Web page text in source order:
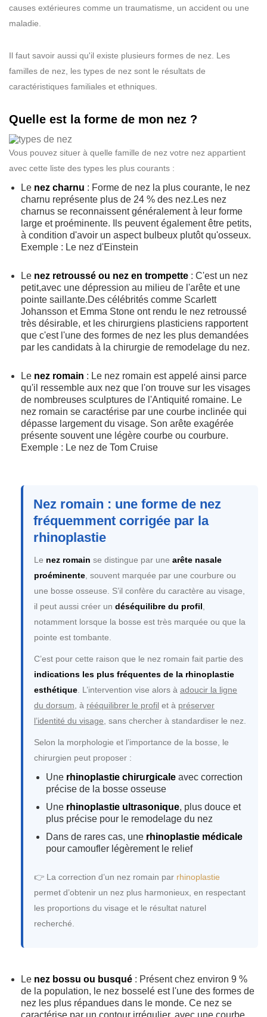
causes extérieures comme un traumatisme, un accident ou une
maladie.
Il faut savoir aussi qu'il existe plusieurs formes de nez. Les
familles de nez, les types de nez sont le résultats de
caractéristiques familiales et ethniques.
Quelle est la forme de mon nez ?
Vous pouvez situer à quelle famille de nez votre nez appartient
avec cette liste des types les plus courants :
Le nez charnu : Forme de nez la plus courante, le nez
charnu représente plus de 24 % des nez.Les nez
charnus se reconnaissent généralement à leur forme
large et proéminente. Ils peuvent également être petits,
à condition d'avoir un aspect bulbeux plutôt qu'osseux.
Exemple : Le nez d'Einstein
Le nez retroussé ou nez en trompette : C'est un nez
petit,avec une dépression au milieu de l'arête et une
pointe saillante.Des célébrités comme Scarlett
Johansson et Emma Stone ont rendu le nez retroussé
très désirable, et les chirurgiens plasticiens rapportent
que c'est l'une des formes de nez les plus demandées
par les candidats à la chirurgie de remodelage du nez.
Le nez romain : Le nez romain est appelé ainsi parce
qu'il ressemble aux nez que l'on trouve sur les visages
de nombreuses sculptures de l'Antiquité romaine. Le
nez romain se caractérise par une courbe inclinée qui
dépasse largement du visage. Son arête exagérée
présente souvent une légère courbe ou courbure.
Exemple : Le nez de Tom Cruise
Nez romain : une forme de nez
fréquemment corrigée par la
rhinoplastie
Le nez romain se distingue par une arête nasale
proéminente , souvent marquée par une courbure ou
une bosse osseuse. S’il confère du caractère au visage,
il peut aussi créer un déséquilibre du profil
notamment lorsque la bosse est très marquée ou que la
pointe est tombante.
C’est pour cette raison que le nez romain fait partie des
indications les plus fréquentes de la rhinoplastie
esthétique . L’intervention vise alors à adoucir la ligne
du dorsum , à rééquilibrer le profil et à préserver
l’identité du visage , sans chercher à standardiser le nez.
Selon la morphologie et l’importance de la bosse, le
chirurgien peut proposer :
Une rhinoplastie chirurgicale avec correction
précise de la bosse osseuse
Une rhinoplastie ultrasonique, plus douce et
plus précise pour le remodelage du nez
Dans de rares cas, une rhinoplastie médicale
pour camoufler légèrement le relief
👉 La correction d’un nez romain par rhinoplastie
permet d’obtenir un nez plus harmonieux, en respectant
les proportions du visage et le résultat naturel
recherché.
Le nez bossu ou busqué : Présent chez environ 9 %
de la population, le nez bosselé est l'une des formes de
nez les plus répandues dans le monde. Ce nez se
caractérise par un contour irrégulier, avec une courbe